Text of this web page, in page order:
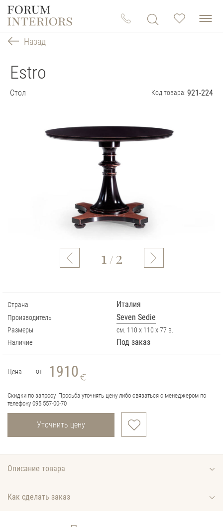
Назад
1 / 2
Estro
Стол Код товара: 921-224
Страна Италия
Производитель Seven Sedie
Размеры
см. 110 х 110 х 77 в.
Наличие
Под заказ
Цена от 1910
Скидки по запросу. Просьба уточнять цену либо связаться с менеджером по
телефону 095 557-00-70
Уточнить цену
Описание товара
Как сделать заказ